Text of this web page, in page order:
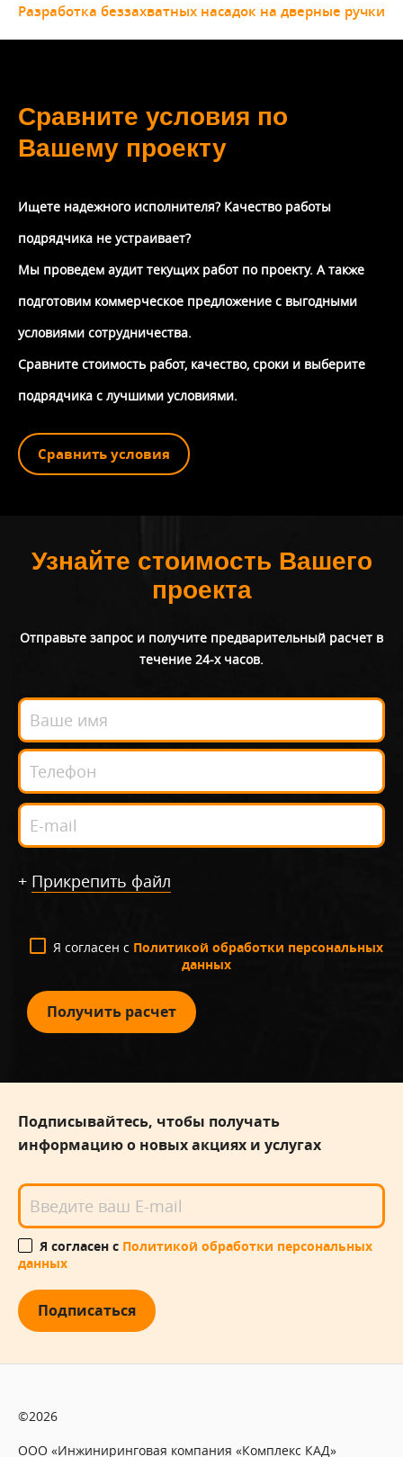
Разработка беззахватных насадок на дверные ручки
Сравните условия по
Вашему проекту
Ищете надежного исполнителя? Качество работы
подрядчика не устраивает?
Мы проведем аудит текущих работ по проекту. А также
подготовим коммерческое предложение с выгодными
условиями сотрудничества.
Сравните стоимость работ, качество, сроки и выберите
подрядчика с лучшими условиями.
Сравнить условия
Узнайте стоимость Вашего
проекта
Отправьте запрос и получите предварительный расчет в
течение 24-х часов.
+ Прикрепить файл
Я согласен с Политикой обработки персональных
данных
Получить расчет
Подписывайтесь, чтобы получать
информацию о новых акциях и услугах
Я согласен с Политикой обработки персональных
данных
Подписаться
©2026
ООО «Инжиниринговая компания «Комплекс КАД»